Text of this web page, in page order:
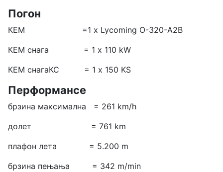
Погон
КЕМ =1 х Lycoming O-320-A2B
КЕМ снага = 1 x 110 kW
КЕМ снагаКС = 1 x 150 KS
Перформансе
брзина максимална = 261 km/h
долет = 761 km
плафон лета = 5.200 m
брзина пењања = 342 m/min